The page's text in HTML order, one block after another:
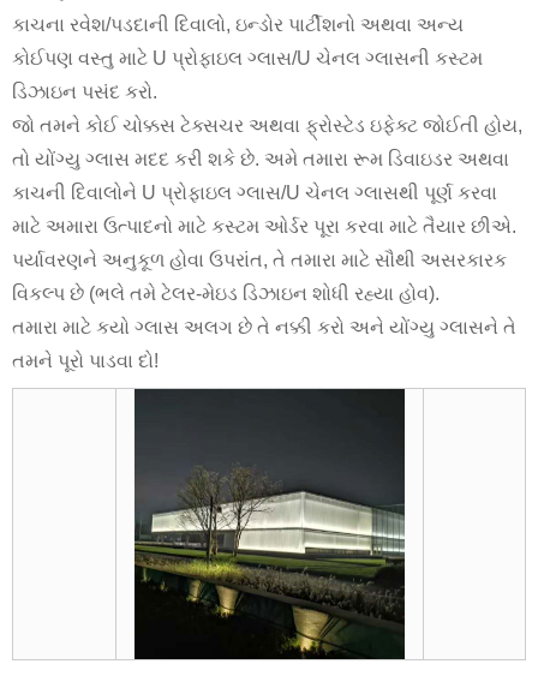
કાચના રવેશ/પડદાની દિવાલો, ઇન્ડોર પાર્ટીશનો અથવા અન્ય
કોઈપણ વસ્તુ માટે U પ્રોફાઇલ ગ્લાસ/U ચેનલ ગ્લાસની કસ્ટમ
ડિઝાઇન પસંદ કરો.
જો તમને કોઈ ચોક્કસ ટેક્સચર અથવા ફ્રોસ્ટેડ ઇફેક્ટ જોઈતી હોય,
તો યોંગ્યુ ગ્લાસ મદદ કરી શકે છે. અમે તમારા રૂમ ડિવાઇડર અથવા
કાચની દિવાલોને U પ્રોફાઇલ ગ્લાસ/U ચેનલ ગ્લાસથી પૂર્ણ કરવા
માટે અમારા ઉત્પાદનો માટે કસ્ટમ ઓર્ડર પૂરા કરવા માટે તૈયાર છીએ.
પર્યાવરણને અનુકૂળ હોવા ઉપરાંત, તે તમારા માટે સૌથી અસરકારક
વિકલ્પ છે (ભલે તમે ટેલર-મેઇડ ડિઝાઇન શોધી રહ્યા હોવ).
તમારા માટે કયો ગ્લાસ અલગ છે તે નક્કી કરો અને યોંગ્યુ ગ્લાસને તે
તમને પૂરો પાડવા દો!